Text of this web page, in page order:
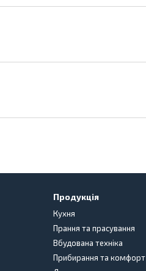
Продукція
Кухня
Прання та прасування
Вбудована техніка
Прибирання та комфорт